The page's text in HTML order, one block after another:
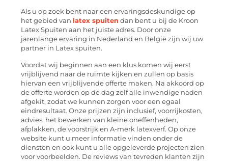
Als u op zoek bent naar een ervaringsdeskundige op
het gebied van latex spuiten dan bent u bij de Kroon
Latex Spuiten aan het juiste adres. Door onze
jarenlange ervaring in Nederland en België zijn wij uw
partner in Latex spuiten.
Voordat wij beginnen aan een klus komen wij eerst
vrijblijvend naar de ruimte kijken en zullen op basis
hiervan een vrijblijvende offerte maken. Na akkoord op
de offerte worden op de dag zelf alle inwendige naden
afgekit, zodat we kunnen zorgen voor een egaal
eindresultaat. Onze prijzen zijn inclusief, voorrijkosten,
advies, het bewerken van kleine oneffenheden,
afplakken, de voorstrijk en A-merk latexverf. Op onze
website kunt u meer informatie vinden onder de
diensten en ook kunt u alle opgeleverde projecten zien
voor voorbeelden. De reviews van tevreden klanten zijn